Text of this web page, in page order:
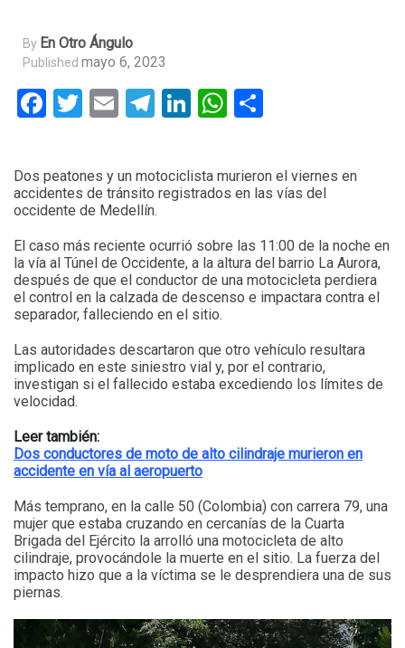
By En Otro Ángulo
Published mayo 6, 2023
Facebook
Twitter
EmailTelegram
LinkedIn
WhatsApp
Dos peatones y un motociclista murieron el viernes en
accidentes de tránsito registrados en las vías del
occidente de Medellín.
El caso más reciente ocurrió sobre las 11:00 de la noche en
la vía al Túnel de Occidente, a la altura del barrio La Aurora,
después de que el conductor de una motocicleta perdiera
el control en la calzada de descenso e impactara contra el
separador, falleciendo en el sitio.
Las autoridades descartaron que otro vehículo resultara
implicado en este siniestro vial y, por el contrario,
investigan si el fallecido estaba excediendo los límites de
velocidad.
Leer también:
Dos conductores de moto de alto cilindraje murieron en
accidente en vía al aeropuerto
Más temprano, en la calle 50 (Colombia) con carrera 79, una
mujer que estaba cruzando en cercanías de la Cuarta
Brigada del Ejército la arrolló una motocicleta de alto
cilindraje, provocándole la muerte en el sitio. La fuerza del
impacto hizo que a la víctima se le desprendiera una de sus
piernas.